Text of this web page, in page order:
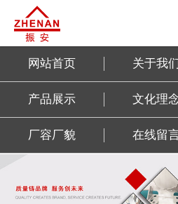
网站首页 关于我们
产品展示 文化理
厂容厂貌 在线留